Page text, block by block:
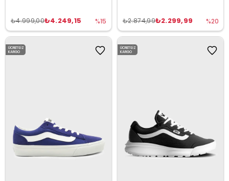
₺4.249,15
₺4.999,00 %15 ₺2.299,99
₺2.874,99 %20
ÜCRETSIZ
KARGO
ÜCRETSIZ
KARGO